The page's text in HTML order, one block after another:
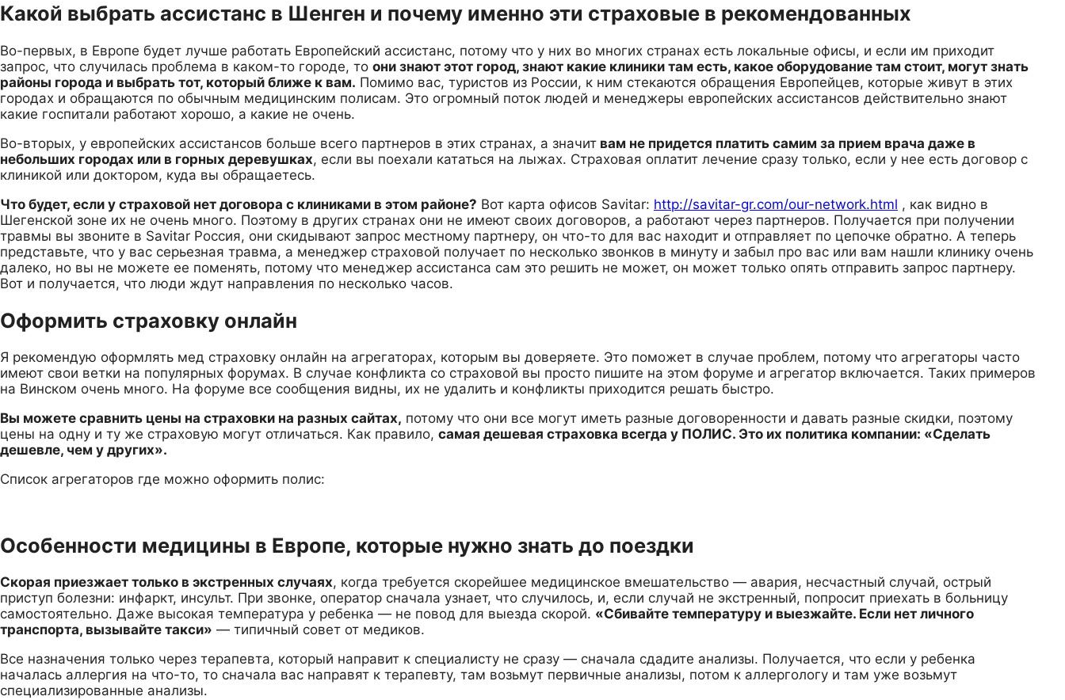
Какой выбрать ассистанс в Шенген и почему именно эти страховые в рекомендованных
Во-первых, в Европе будет лучше работать Европейский ассистанс, потому что у них во многих странах есть локальные офисы, и если им приходит
запрос, что случилась проблема в каком-то городе, то они знают этот город, знают какие клиники там есть, какое оборудование там стоит, могут знать
районы города и выбрать тот, который ближе к вам. Помимо вас, туристов из России, к ним стекаются обращения Европейцев, которые живут в этих
городах и обращаются по обычным медицинским полисам. Это огромный поток людей и менеджеры европейских ассистансов действительно знают
какие госпитали работают хорошо, а какие не очень.
Во-вторых, у европейских ассистансов больше всего партнеров в этих странах, а значит вам не придется платить самим за прием врача даже в
небольших городах или в горных деревушках, если вы поехали кататься на лыжах. Страховая оплатит лечение сразу только, если у нее есть договор с
клиникой или доктором, куда вы обращаетесь.
Что будет, если у страховой нет договора с клиниками в этом районе? Вот карта офисов Savitar: http://savitar-gr.com/our-network.html , как видно в
Шегенской зоне их не очень много. Поэтому в других странах они не имеют своих договоров, а работают через партнеров. Получается при получении
травмы вы звоните в Savitar Россия, они скидывают запрос местному партнеру, он что-то для вас находит и отправляет по цепочке обратно. А теперь
представьте, что у вас серьезная травма, а менеджер страховой получает по несколько звонков в минуту и забыл про вас или вам нашли клинику очень
далеко, но вы не можете ее поменять, потому что менеджер ассистанса сам это решить не может, он может только опять отправить запрос партнеру.
Вот и получается, что люди ждут направления по несколько часов.
Оформить страховку онлайн
Я рекомендую оформлять мед страховку онлайн на агрегаторах, которым вы доверяете. Это поможет в случае проблем, потому что агрегаторы часто
имеют свои ветки на популярных форумах. В случае конфликта со страховой вы просто пишите на этом форуме и агрегатор включается. Таких примеров
на Винском очень много. На форуме все сообщения видны, их не удалить и конфликты приходится решать быстро.
Вы можете сравнить цены на страховки на разных сайтах, потому что они все могут иметь разные договоренности и давать разные скидки, поэтому
цены на одну и ту же страховую могут отличаться. Как правило, самая дешевая страховка всегда у ПОЛИС. Это их политика компании: «Сделать
дешевле, чем у других».
Список агрегаторов где можно оформить полис:
Особенности медицины в Европе, которые нужно знать до поездки
Скорая приезжает только в экстренных случаях, когда требуется скорейшее медицинское вмешательство — авария, несчастный случай, острый
приступ болезни: инфаркт, инсульт. При звонке, оператор сначала узнает, что случилось, и, если случай не экстренный, попросит приехать в больницу
самостоятельно. Даже высокая температура у ребенка — не повод для выезда скорой. «Сбивайте температуру и выезжайте. Если нет личного
транспорта, вызывайте такси» — типичный совет от медиков.
Все назначения только через терапевта, который направит к специалисту не сразу — сначала сдадите анализы. Получается, что если у ребенка
началась аллергия на что-то, то сначала вас направят к терапевту, там возьмут первичные анализы, потом к аллергологу и там уже возьмут
специализированные анализы.